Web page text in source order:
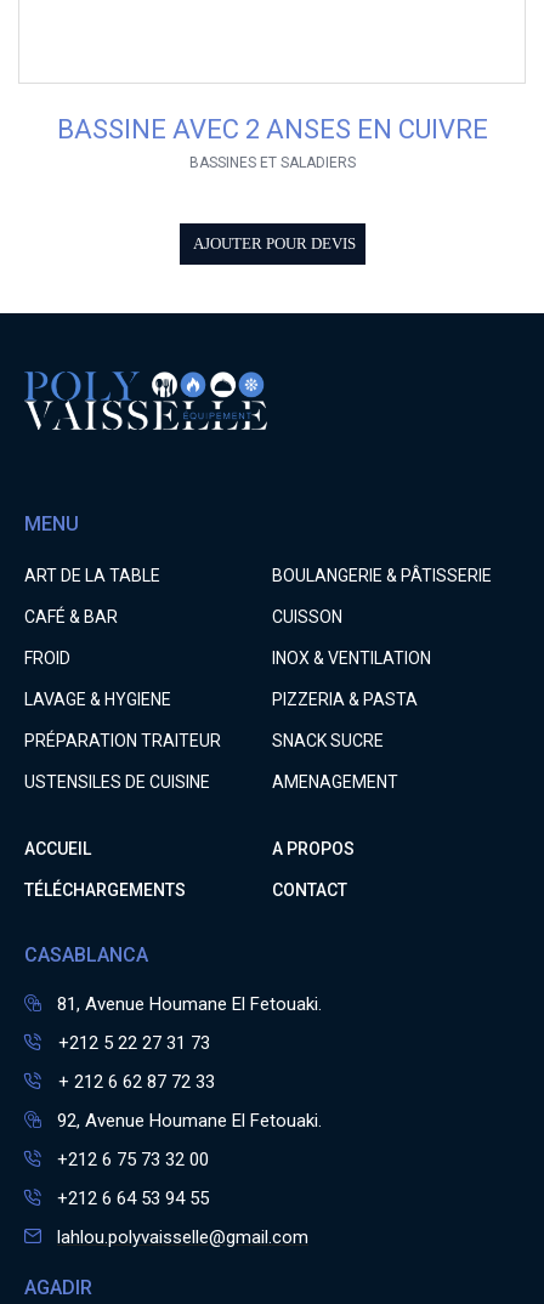
BASSINE AVEC 2 ANSES EN CUIVRE
BASSINES ET SALADIERS
AJOUTER POUR DEVIS
MENU
ART DE LA TABLE BOULANGERIE & PÂTISSERIE
CAFÉ & BAR CUISSON
FROID INOX & VENTILATION
LAVAGE & HYGIENE PIZZERIA & PASTA
PRÉPARATION TRAITEUR SNACK SUCRE
USTENSILES DE CUISINE AMENAGEMENT
ACCUEIL A PROPOS
TÉLÉCHARGEMENTS CONTACT
CASABLANCA
81, Avenue Houmane El Fetouaki.
+212 5 22 27 31 73
+ 212 6 62 87 72 33
92, Avenue Houmane El Fetouaki.
+212 6 75 73 32 00
+212 6 64 53 94 55
lahlou.polyvaisselle@gmail.com
AGADIR